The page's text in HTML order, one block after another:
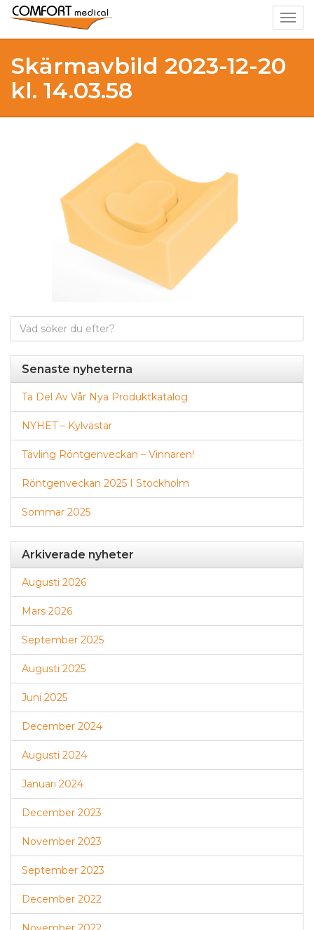
Skärmavbild 2023-12-20
kl. 14.03.58
Sök
Senaste nyheterna
Ta Del Av Vår Nya Produktkatalog
NYHET – Kylvästar
Tävling Röntgenveckan – Vinnaren!
Röntgenveckan 2025 I Stockholm
Sommar 2025
Arkiverade nyheter
Augusti 2026
Mars 2026
September 2025
Augusti 2025
Juni 2025
December 2024
Augusti 2024
Januari 2024
December 2023
November 2023
September 2023
December 2022